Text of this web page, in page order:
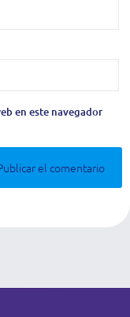
en este navegador